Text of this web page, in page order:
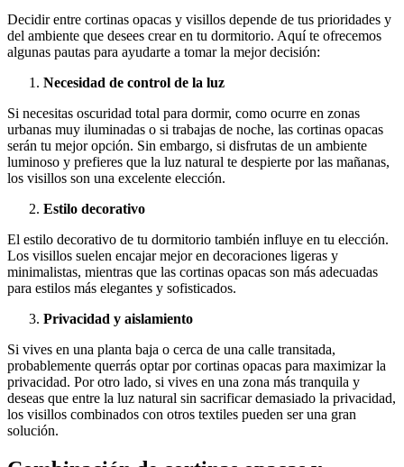
Decidir entre cortinas opacas y visillos depende de tus prioridades y
del ambiente que desees crear en tu dormitorio. Aquí te ofrecemos
algunas pautas para ayudarte a tomar la mejor decisión:
Necesidad de control de la luz
Si necesitas oscuridad total para dormir, como ocurre en zonas
urbanas muy iluminadas o si trabajas de noche, las cortinas opacas
serán tu mejor opción. Sin embargo, si disfrutas de un ambiente
luminoso y prefieres que la luz natural te despierte por las mañanas,
los visillos son una excelente elección.
Estilo decorativo
El estilo decorativo de tu dormitorio también influye en tu elección.
Los visillos suelen encajar mejor en decoraciones ligeras y
minimalistas, mientras que las cortinas opacas son más adecuadas
para estilos más elegantes y sofisticados.
Privacidad y aislamiento
Si vives en una planta baja o cerca de una calle transitada,
probablemente querrás optar por cortinas opacas para maximizar la
privacidad. Por otro lado, si vives en una zona más tranquila y
deseas que entre la luz natural sin sacrificar demasiado la privacidad,
los visillos combinados con otros textiles pueden ser una gran
solución.